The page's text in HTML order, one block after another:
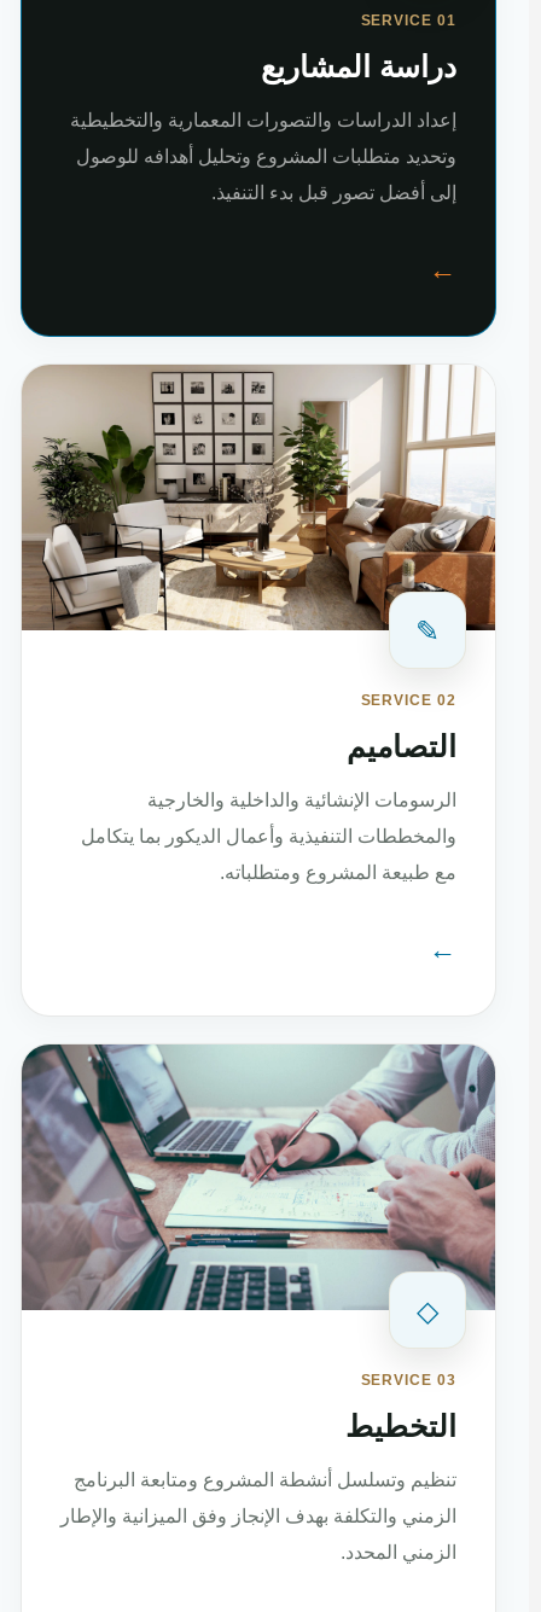
SERVICE 01
دراسة المشاريع
إعداد الدراسات والتصورات المعمارية والتخطيطية
وتحديد متطلبات المشروع وتحليل أهدافه للوصول
إلى أفضل تصور قبل بدء التنفيذ.
←
✎
SERVICE 02
التصاميم
الرسومات الإنشائية والداخلية والخارجية
والمخططات التنفيذية وأعمال الديكور بما يتكامل
مع طبيعة المشروع ومتطلباته.
←
◇
SERVICE 03
التخطيط
تنظيم وتسلسل أنشطة المشروع ومتابعة البرنامج
الزمني والتكلفة بهدف الإنجاز وفق الميزانية والإطار
الزمني المحدد.